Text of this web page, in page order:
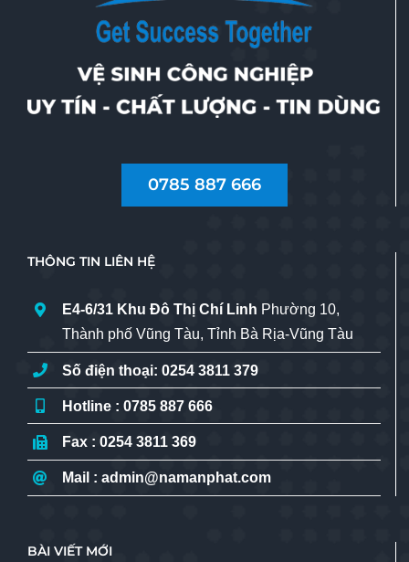
0785 887 666
THÔNG TIN LIÊN HỆ
E4-6/31 Khu Đô Thị Chí Linh Phường 10,
Thành phố Vũng Tàu, Tỉnh Bà Rịa-Vũng Tàu
Số điện thoại: 0254 3811 379
Hotline : 0785 887 666
Fax : 0254 3811 369
Mail : admin@namanphat.com
BÀI VIẾT MỚI